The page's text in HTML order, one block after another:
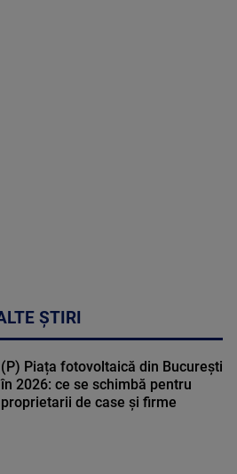
ȘTIRI
(P) Piața fotovoltaică din București
în 2026: ce se schimbă pentru
proprietarii de case și firme